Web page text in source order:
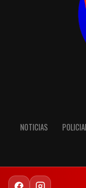
NOTICIAS POLICIAL